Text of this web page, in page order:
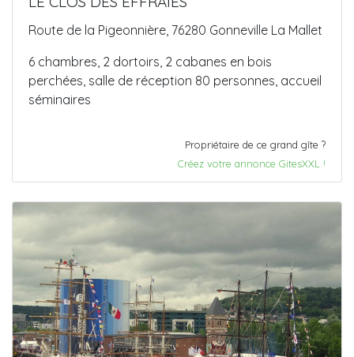
Route de la Pigeonnière, 76280 Gonneville La Mallet
6 chambres, 2 dortoirs, 2 cabanes en bois
perchées, salle de réception 80 personnes, accueil
séminaires
Propriétaire de ce grand gîte ?
Créez votre annonce GitesXXL !